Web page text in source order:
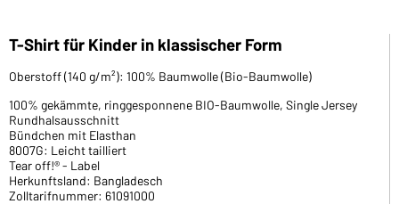
T-Shirt für Kinder in klassischer Form
Oberstoff (140 g/m²): 100% Baumwolle (Bio-Baumwolle)
100% gekämmte, ringgesponnene BIO-Baumwolle, Single Jersey
Rundhalsausschnitt
Bündchen mit Elasthan
8007G: Leicht tailliert
Tear off!® - Label
Herkunftsland: Bangladesch
Zolltarifnummer: 61091000